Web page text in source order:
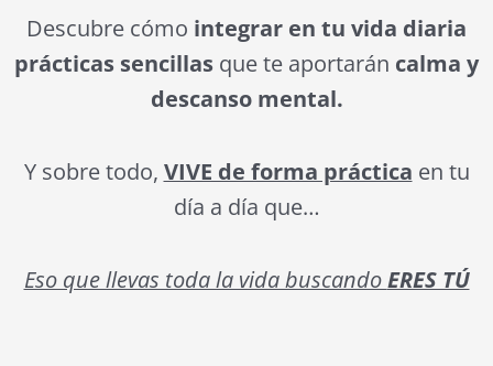
Descubre cómo integrar en tu vida diaria
prácticas sencillas que te aportarán calma y
descanso mental.
Y sobre todo, VIVE de forma práctica en tu
día a día que…
Eso que llevas toda la vida buscandoERES TÚ